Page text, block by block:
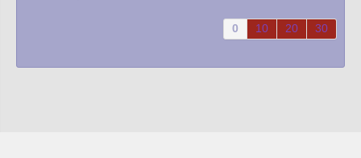
0 10 20 30